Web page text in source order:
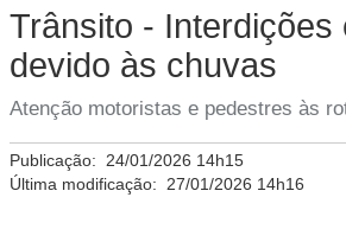
Trânsito - Interdições
devido às chuvas
Atenção motoristas e pedestres às
Publicação: 24/01/2026 14h15
Última modificação: 27/01/2026 14h16